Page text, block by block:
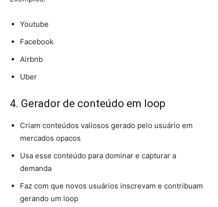
Youtube
Facebook
Airbnb
Uber
4. Gerador de conteúdo em loop
Criam conteúdos valiosos gerado pelo usuário em
mercados opacos
Usa esse conteúdo para dominar e capturar a
demanda
Faz com que novos usuários inscrevam e contribuam
gerando um loop